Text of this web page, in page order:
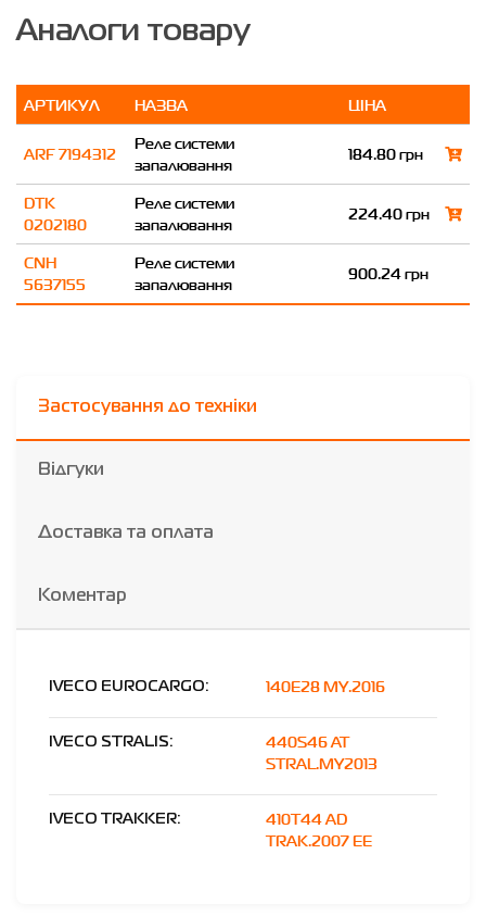
Аналоги товару
АРТИКУЛ НАЗВА ЦІНА
ARF 7194312
Реле системи
запалювання
184.80 грн
DTK
0202180
Реле системи
запалювання
224.40 грн
CNH
5637155
Реле системи
запалювання
900.24 грн
Застосування до техніки
Відгуки
Доставка та оплата
Коментар
IVECO EUROCARGO: 140E28 MY.2016
IVECO STRALIS:
440S46 AT
STRAL.MY2013
IVECO TRAKKER:
410T44 AD
TRAK.2007 EE